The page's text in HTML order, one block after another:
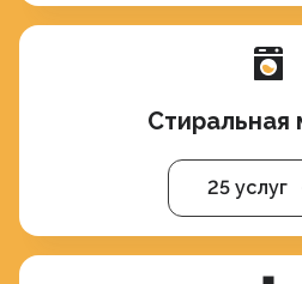
Стиральная
25 услуг